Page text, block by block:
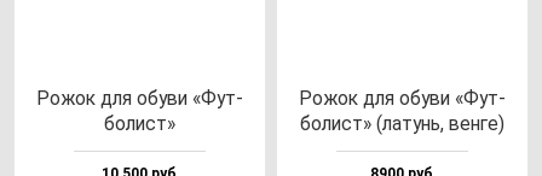
Рожок для обу­ви «Фут­
бо­лист»
Рожок для обу­ви «Фут­
бо­лист» (ла­тунь, вен­ге)